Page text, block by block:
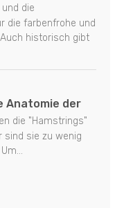
die
die farbenfrohe und
historisch gibt
Anatomie der
die "Hamstrings"
sind sie zu wenig